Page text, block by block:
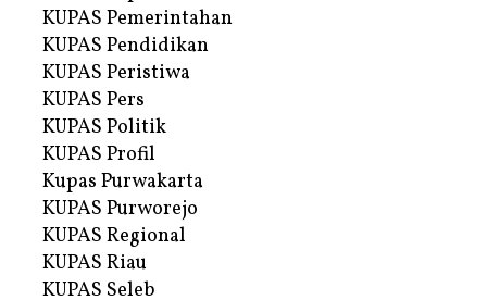
KUPAS Pemerintahan
KUPAS Pendidikan
KUPAS Peristiwa
KUPAS Pers
KUPAS Politik
KUPAS Profil
Kupas Purwakarta
KUPAS Purworejo
KUPAS Regional
KUPAS Riau
KUPAS Seleb